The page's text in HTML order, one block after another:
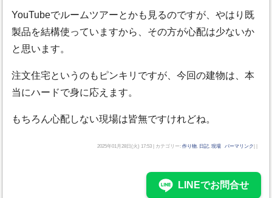
YouTubeでルームツアーとかも見るのですが、やはり既
製品を結構使っていますから、その方が心配は少ないか
と思います。
注文住宅というのもピンキリですが、今回の建物は、本
当にハードで身に応えます。
もちろん心配しない現場は皆無ですけれどね。
2025年01月28日(火) 17:53 | カテゴリー: 作り物, 日記, 現場 パーマリンク
LINEでお問合せ